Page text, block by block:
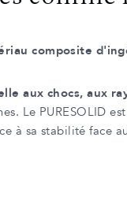
composite
aux chocs, aux
Le PURESOLID
à sa stabilité face